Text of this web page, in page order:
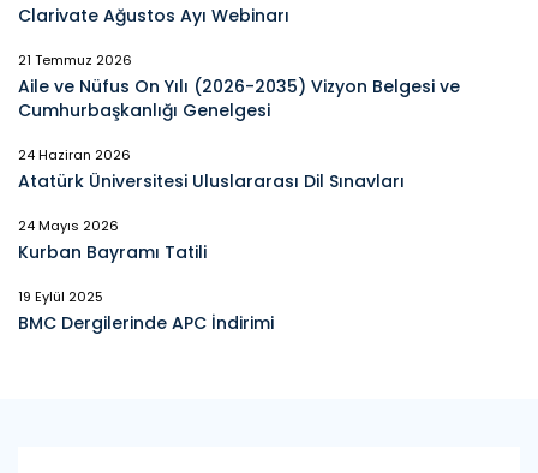
Clarivate Ağustos Ayı Webinarı
21 Temmuz 2026
Aile ve Nüfus On Yılı (2026-2035) Vizyon Belgesi ve
Cumhurbaşkanlığı Genelgesi
24 Haziran 2026
Atatürk Üniversitesi Uluslararası Dil Sınavları
24 Mayıs 2026
Kurban Bayramı Tatili
19 Eylül 2025
BMC Dergilerinde APC İndirimi